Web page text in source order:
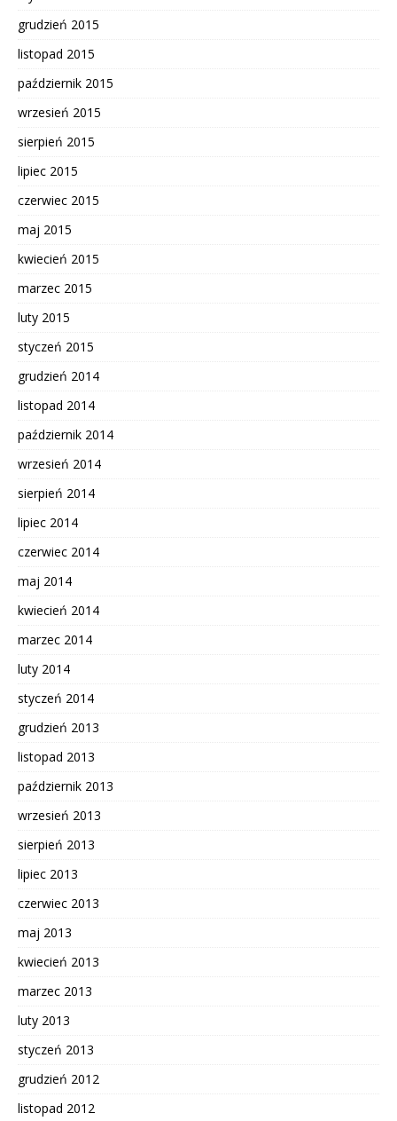
grudzień 2015
listopad 2015
październik 2015
wrzesień 2015
sierpień 2015
lipiec 2015
czerwiec 2015
maj 2015
kwiecień 2015
marzec 2015
luty 2015
styczeń 2015
grudzień 2014
listopad 2014
październik 2014
wrzesień 2014
sierpień 2014
lipiec 2014
czerwiec 2014
maj 2014
kwiecień 2014
marzec 2014
luty 2014
styczeń 2014
grudzień 2013
listopad 2013
październik 2013
wrzesień 2013
sierpień 2013
lipiec 2013
czerwiec 2013
maj 2013
kwiecień 2013
marzec 2013
luty 2013
styczeń 2013
grudzień 2012
listopad 2012